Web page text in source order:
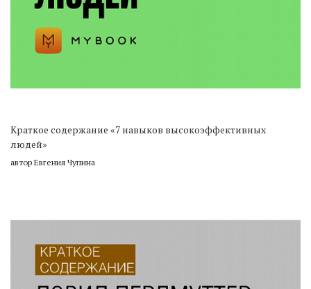
Краткое содержание «7 навыков высокоэффективных
людей»
автор Евгения Чупина